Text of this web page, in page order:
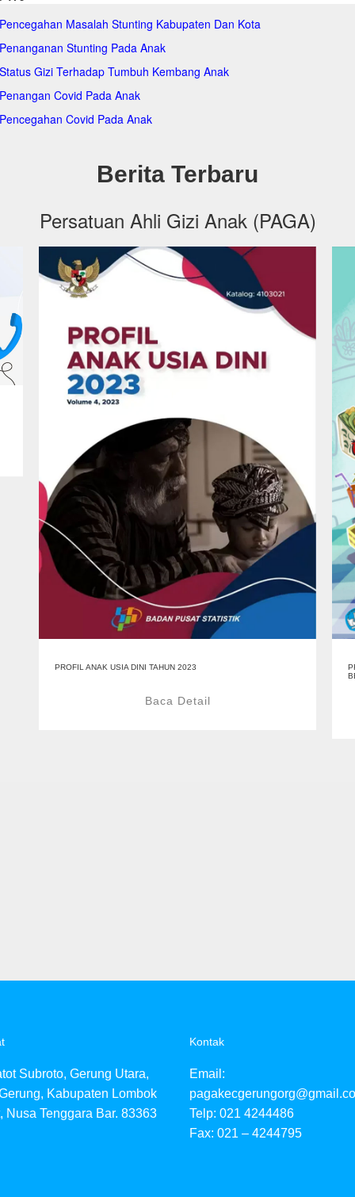
Masalah Stunting Kabupaten Dan Kota
Stunting Pada Anak
Gizi Terhadap Tumbuh Kembang Anak
Covid Pada Anak
Covid Pada Anak
Berita Terbaru
Persatuan Ahli Gizi Anak (PAGA)
PROFIL ANAK USIA DINI TAHUN 2023
Baca Detail
Subroto, Gerung Utara,
Kabupaten Lombok
Nusa Tenggara Bar. 83363
Kontak
Email:
Telp: 021 4244486
Fax: 021 – 4244795